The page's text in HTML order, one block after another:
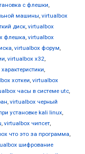
с флешки,
машины, virtualbox
диск, virtualbox
флешка, virtualbox
, virtualbox форум,
, virtualbox х32,
,
хоткеи, virtualbox
часы в системе utc,
, virtualbox черный
установке kali linux,
, virtualbox чипсет,
что это за программа,
шифрование